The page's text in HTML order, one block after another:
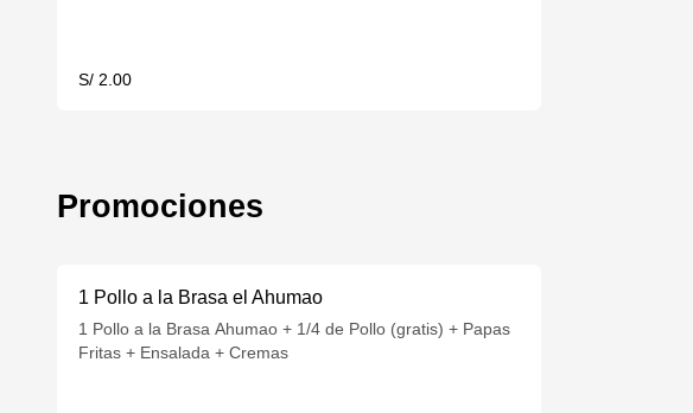
S/ 2.00
Promociones
1 Pollo a la Brasa el Ahumao
1 Pollo a la Brasa Ahumao + 1/4 de Pollo (gratis) + Papas
Fritas + Ensalada + Cremas